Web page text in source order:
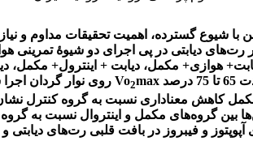
با شیوع گسترده، اهمیت تحقیقات مداوم
2
بین گروه‌های مکمل و اینتروال نسبت به
و فیبروز در بافت قلبی رت‌های